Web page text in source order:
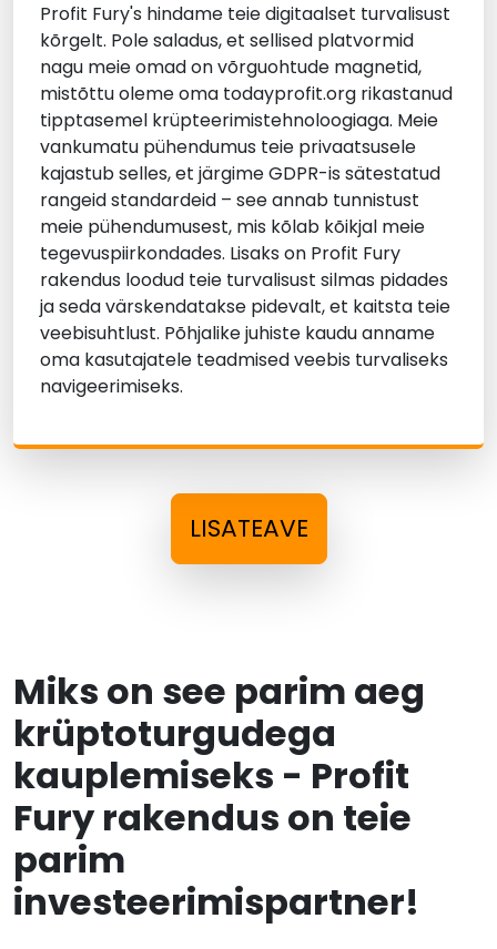
Profit Fury's hindame teie digitaalset turvalisust
kõrgelt. Pole saladus, et sellised platvormid
nagu meie omad on võrguohtude magnetid,
mistõttu oleme oma todayprofit.org rikastanud
tipptasemel krüpteerimistehnoloogiaga. Meie
vankumatu pühendumus teie privaatsusele
kajastub selles, et järgime GDPR-is sätestatud
rangeid standardeid – see annab tunnistust
meie pühendumusest, mis kõlab kõikjal meie
tegevuspiirkondades. Lisaks on Profit Fury
rakendus loodud teie turvalisust silmas pidades
ja seda värskendatakse pidevalt, et kaitsta teie
veebisuhtlust. Põhjalike juhiste kaudu anname
oma kasutajatele teadmised veebis turvaliseks
navigeerimiseks.
LISATEAVE
Miks on see parim aeg
krüptoturgudega
kauplemiseks - Profit
Fury rakendus on teie
parim
investeerimispartner!